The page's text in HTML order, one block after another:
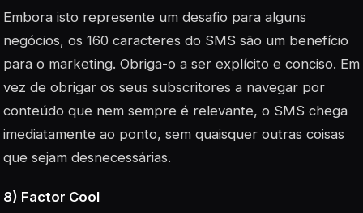
Embora isto represente um desafio para alguns
negócios, os 160 caracteres do SMS são um benefício
para o marketing. Obriga-o a ser explícito e conciso. Em
vez de obrigar os seus subscritores a navegar por
conteúdo que nem sempre é relevante, o SMS chega
imediatamente ao ponto, sem quaisquer outras coisas
que sejam desnecessárias.
8) Factor Cool